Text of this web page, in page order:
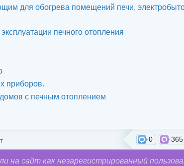
для обогрева помещений печи,
печного отопления
приборов.
с печным отоплением
365
0
на сайт как незарегистрированный